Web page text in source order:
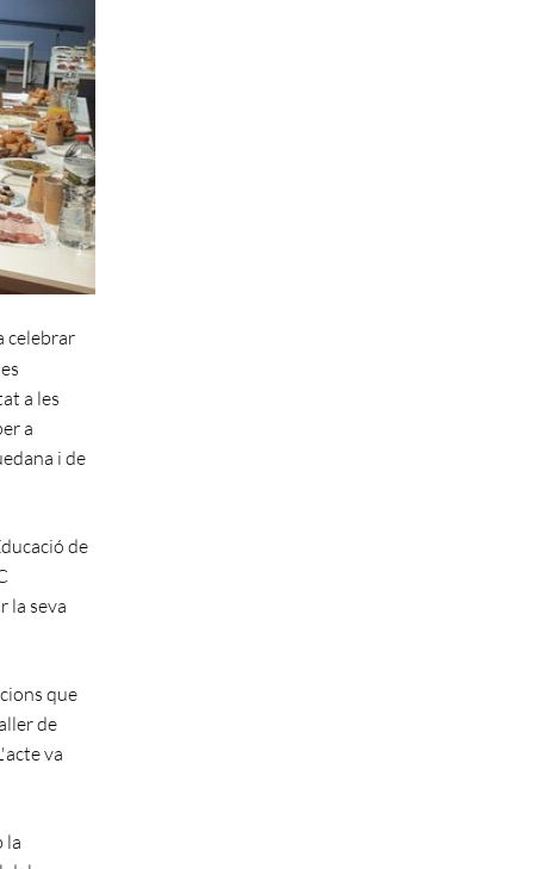
celebrar
a les
a
i de
de
la seva
que
de
va
la